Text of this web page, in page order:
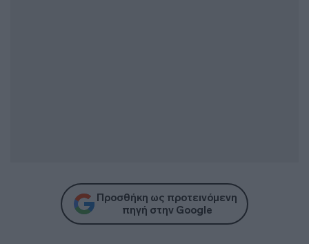
Προσθήκη ως προτεινόμενη
πηγή στην Google